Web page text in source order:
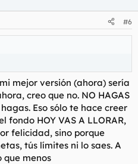
#6
mejor versión (ahora) sería
creo que no. NO HAGAS
Eso sólo te hace creer
fondo HOY VAS A LLORAR,
felicidad, sino porque
tús límites ni lo saes. A
que menos